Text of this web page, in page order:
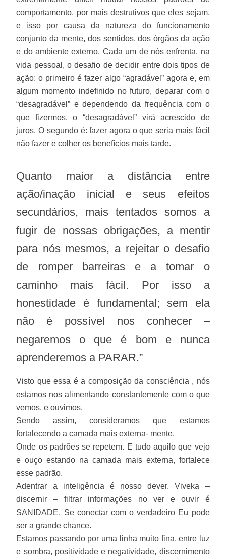
comportamento, por mais destrutivos que eles sejam,
e isso por causa da natureza do funcionamento
conjunto da mente, dos sentidos, dos órgãos da ação
e do ambiente externo. Cada um de nós enfrenta, na
vida pessoal, o desafio de decidir entre dois tipos de
ação: o primeiro é fazer algo “agradável” agora e, em
algum momento indefinido no futuro, deparar com o
“desagradável” e dependendo da frequência com o
que fizermos, o “desagradável” virá acrescido de
juros. O segundo é: fazer agora o que seria mais fácil
não fazer e colher os benefícios mais tarde.
Quanto maior a distância entre
ação/inação inicial e seus efeitos
secundários, mais tentados somos a
fugir de nossas obrigações, a mentir
para nós mesmos, a rejeitar o desafio
de romper barreiras e a tomar o
caminho mais fácil. Por isso a
honestidade é fundamental; sem ela
não é possível nos conhecer –
negaremos o que é bom e nunca
aprenderemos a PARAR.”
Visto que essa é a composição da consciência , nós
estamos nos alimentando constantemente com o que
vemos, e ouvimos.
Sendo assim, consideramos que estamos
fortalecendo a camada mais externa- mente.
Onde os padrões se repetem. E tudo aquilo que vejo
e ouço estando na camada mais externa, fortalece
esse padrão.
Adentrar a inteligência é nosso dever. Viveka –
discernir – filtrar informações no ver e ouvir é
SANIDADE. Se conectar com o verdadeiro Eu pode
ser a grande chance.
Estamos passando por uma linha muito fina, entre luz
e sombra, positividade e negatividade, discernimento